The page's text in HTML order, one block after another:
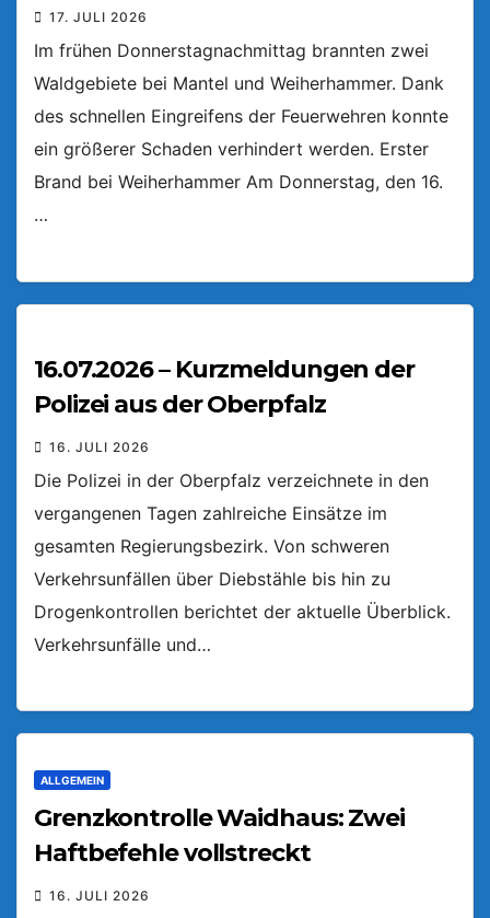
17. JULI 2026
Im frühen Donnerstagnachmittag brannten zwei
Waldgebiete bei Mantel und Weiherhammer. Dank
des schnellen Eingreifens der Feuerwehren konnte
ein größerer Schaden verhindert werden. Erster
Brand bei Weiherhammer Am Donnerstag, den 16.
…
16.07.2026 – Kurzmeldungen der
Polizei aus der Oberpfalz
16. JULI 2026
Die Polizei in der Oberpfalz verzeichnete in den
vergangenen Tagen zahlreiche Einsätze im
gesamten Regierungsbezirk. Von schweren
Verkehrsunfällen über Diebstähle bis hin zu
Drogenkontrollen berichtet der aktuelle Überblick.
Verkehrsunfälle und…
ALLGEMEIN
Grenzkontrolle Waidhaus: Zwei
Haftbefehle vollstreckt
16. JULI 2026